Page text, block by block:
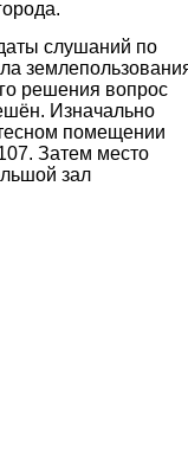
слушаний по
решения вопрос
Изначально
помещении
Затем место
зал